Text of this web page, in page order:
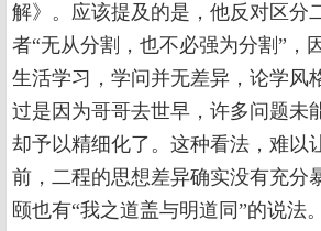
解》。应该提及的是，他反对区分
者“无从分割，也不必强为分割”，
生活学习，学问并无差异，论学风
过是因为哥哥去世早，许多问题未
却予以精细化了。这种看法，难以
前，二程的思想差异确实没有充分
颐也有“我之道盖与明道同”的说法